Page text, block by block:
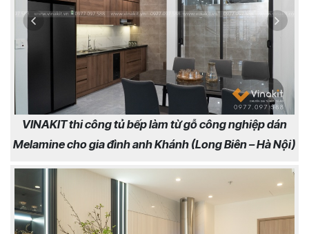
VINAKIT thi công tủ bếp làm từ gỗ công nghiệp dán
Melamine cho gia đình anh Khánh (Long Biên – Hà Nội)